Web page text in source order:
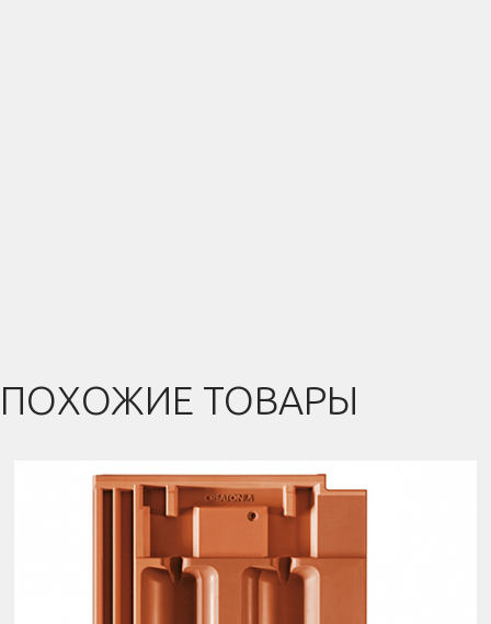
ПОХОЖИЕ ТОВАРЫ